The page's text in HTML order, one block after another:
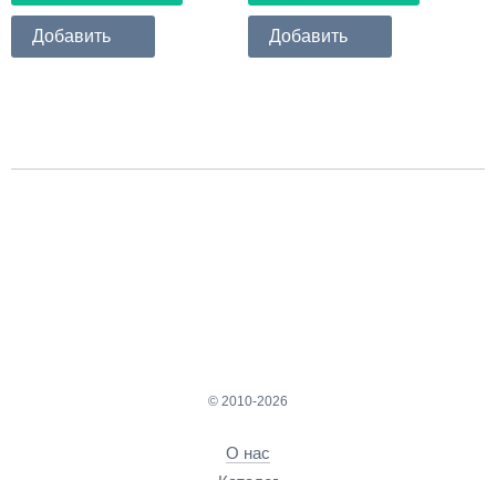
Добавить Добавить
© 2010-2026
О нас